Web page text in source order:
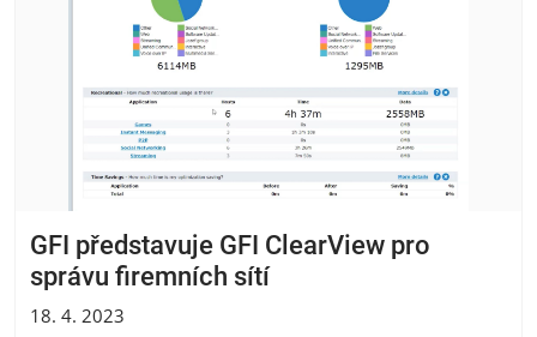
GFI představuje GFI ClearView pro
správu firemních sítí
18. 4. 2023